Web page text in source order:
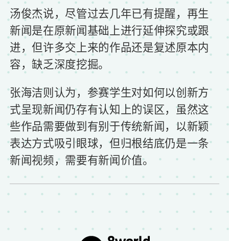
汤俊杰说，尽管过去几年已有提醒，再生
新闻是在原新闻基础上进行延伸探究或跟
进，但许多交上来的作品还是复述原本内
容，缺乏深度挖掘。
张海洁则认为，参赛学生对如何以创新方
式呈现新闻仍存有认知上的误区，虽然这
些作品需要做到有别于传统新闻，以新颖
表达方式吸引眼球，但归根结底仍是一条
新闻视频，需要有新闻价值。